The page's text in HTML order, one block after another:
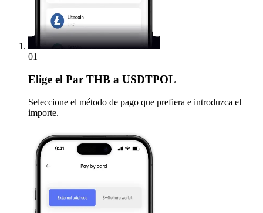
01
Elige el Par THB a USDTPOL
Seleccione el método de pago que prefiera e introduzca el
importe.